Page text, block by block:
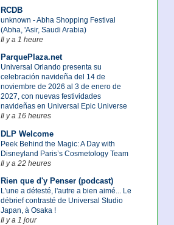
RCDB
unknown - Abha Shopping Festival
(Abha, 'Asir, Saudi Arabia)
Il y a 1 heure
ParquePlaza.net
Universal Orlando presenta su
celebración navideña del 14 de
noviembre de 2026 al 3 de enero de
2027, con nuevas festividades
navideñas en Universal Epic Universe
Il y a 16 heures
DLP Welcome
Peek Behind the Magic: A Day with
Disneyland Paris’s Cosmetology Team
Il y a 22 heures
Rien que d'y Penser (podcast)
L'une a détesté, l'autre a bien aimé... Le
débrief contrasté de Universal Studio
Japan, à Osaka !
Il y a 1 jour